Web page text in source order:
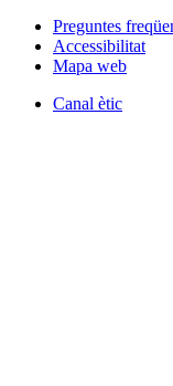
Preguntes
Accessibilitat
Mapa web
Canal ètic